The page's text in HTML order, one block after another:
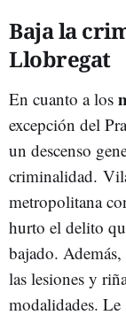
Baja la
Llobregat
En cuanto a los
excepción del
un descenso
criminalidad.
metropolitana
hurto el delito
bajado. Además,
las lesiones y
modalidades.